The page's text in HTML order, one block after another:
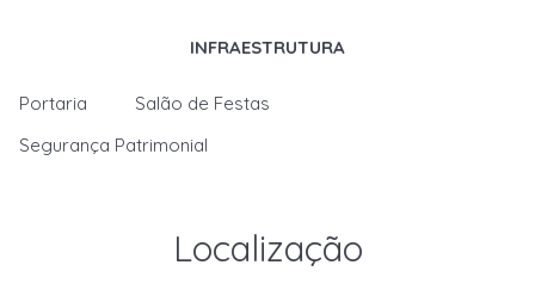
INFRAESTRUTURA
Portaria
Salão de Festas
Segurança Patrimonial
Localização